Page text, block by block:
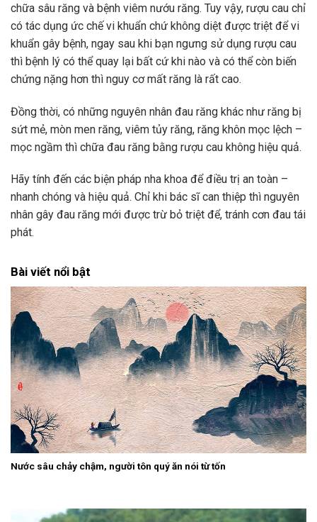
chữa sâu răng và bệnh viêm nướu răng. Tuy vậy, rượu cau chỉ
có tác dụng ức chế vi khuẩn chứ không diệt được triệt để vi
khuẩn gây bệnh, ngay sau khi bạn ngưng sử dụng rượu cau
thì bệnh lý có thể quay lại bất cứ khi nào và có thể còn biến
chứng nặng hơn thì nguy cơ mất răng là rất cao.
Đồng thời, có những nguyên nhân đau răng khác như răng bị
sứt mẻ, mòn men răng, viêm tủy răng, răng khôn mọc lệch –
mọc ngầm thì chữa đau răng bằng rượu cau không hiệu quả.
Hãy tính đến các biện pháp nha khoa để điều trị an toàn –
nhanh chóng và hiệu quả. Chỉ khi bác sĩ can thiệp thì nguyên
nhân gây đau răng mới được trừ bỏ triệt để, tránh cơn đau tái
phát.
Bài viết nổi bật
Nước sâu chảy chậm, người tôn quý ăn nói từ tốn